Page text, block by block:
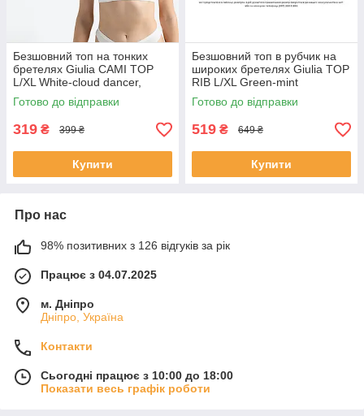
Безшовний топ на тонких
бретелях Giulia CAMI TOP
L/XL White-cloud dancer,
повсякденний з мікрофібри,
жіночий
Готово до відправки
319 ₴ 399 ₴
Купити
Безшовний топ в рубчик на
широких бретелях Giulia TOP
RIB L/XL Green-mint
Готово до відправки
519 ₴ 649 ₴
Купити
Про нас
98% позитивних з 126 відгуків за рік
Працює з 04.07.2025
м. Дніпро
Дніпро, Україна
Контакти
Сьогодні працює з 10:00 до 18:00
Показати весь графік роботи